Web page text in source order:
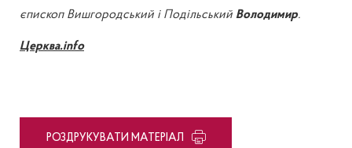
єпископ Вишгородський і Подільський Володимир.
Церква.info
PОЗДРУКУВАТИ МАТЕРІАЛ